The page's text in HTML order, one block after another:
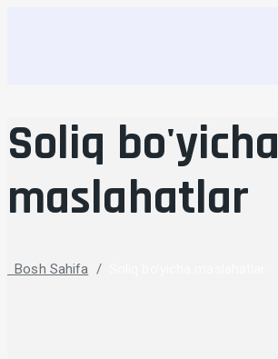
Soliq bo'yicha
maslahatlar
Bosh Sahifa /